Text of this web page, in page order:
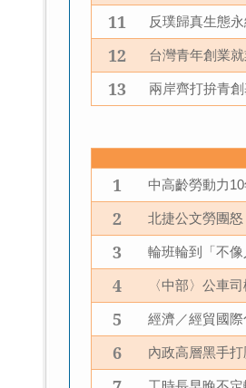
11 反璞歸真生態
12 台灣青年創業
13 兩岸齊打拚青
1 中高齡勞動力10
2 北捷公文勞團
3 輪班輪到「不
4 〈中部〉公車
5 經濟／經貿國
6 內政高層黑手